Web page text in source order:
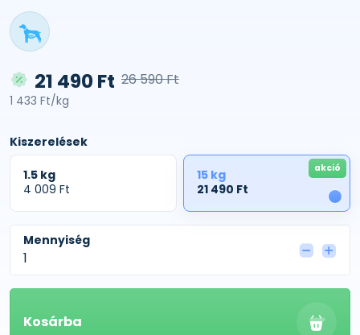
21 490 Ft
1 433 Ft/kg
26 590 Ft
Kiszerelések
1.5 kg
4 009 Ft
1
akció
15 kg
21 490 Ft
Mennyiség
Kosárba